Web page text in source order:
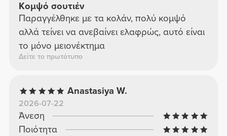
Κομψό σουτιέν
Παραγγέλθηκε με τα κολάν, πολύ κομψό
αλλά τείνει να ανεβαίνει ελαφρώς, αυτό είναι
το μόνο μειονέκτημα
Δείτε το πρωτότυπο
Anastasiya W.
2026-07-22
Άνεση
Ποιότητα